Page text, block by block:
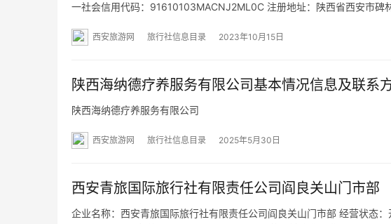
一社会信用代码：91610103MACNJ2ML0C 注册地址：陕西省西安市
西安旅游网 旅行社信息目录 2023年10月15日
陕西海纳德疗养服务有限公司基本情况信息及联系
陕西海纳德疗养服务有限公司
西安旅游网 旅行社信息目录 2025年5月30日
西安青旅国际旅行社有限责任公司阎良关山门市部
企业名称：西安青旅国际旅行社有限责任公司阎良关山门市部 经营状态